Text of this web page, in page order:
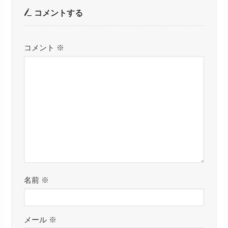
コメントする
コメント ※
名前 ※
メール ※